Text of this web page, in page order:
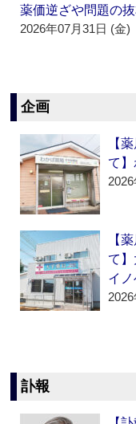
薬価逆ざや問題の
2026年07月31日 (金)
企画
【
て】
【
て
イノ
訃報